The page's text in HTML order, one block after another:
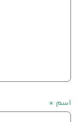
اسم *